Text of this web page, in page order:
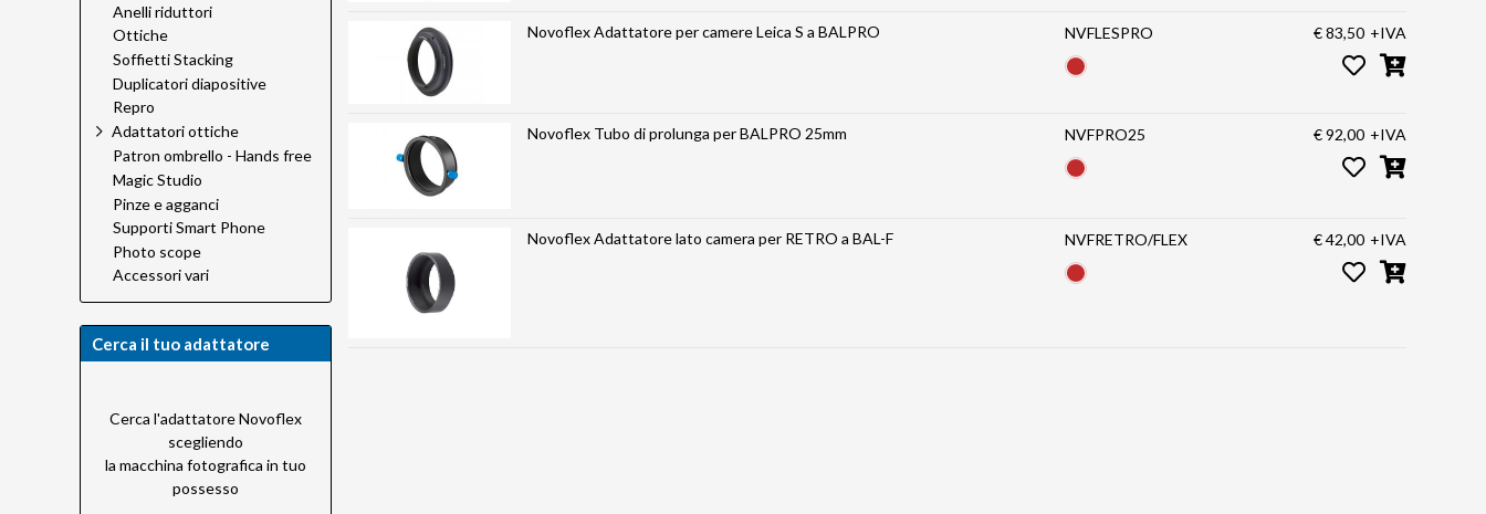
Novoflex Adattatore per camere Leica S a BALPRO NVFLESPRO € 83,50 +IVA
Novoflex Tubo di prolunga per BALPRO 25mm NVFPRO25 € 92,00 +IVA
Novoflex Adattatore lato camera per RETRO a BAL-F NVFRETRO/FLEX € 42,00 +IVA
Anelli riduttori
Ottiche
Soffietti Stacking
Duplicatori diapositive
Repro
Adattatori ottiche
Patron ombrello - Hands free
Magic Studio
Pinze e agganci
Supporti Smart Phone
Photo scope
Accessori vari
Cerca il tuo adattatore
Cerca l'adattatore Novoflex
scegliendo
la macchina fotografica in tuo
possesso